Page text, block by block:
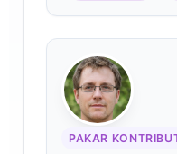
klinis dan telah
tentang panel
laboratorium
PAKAR